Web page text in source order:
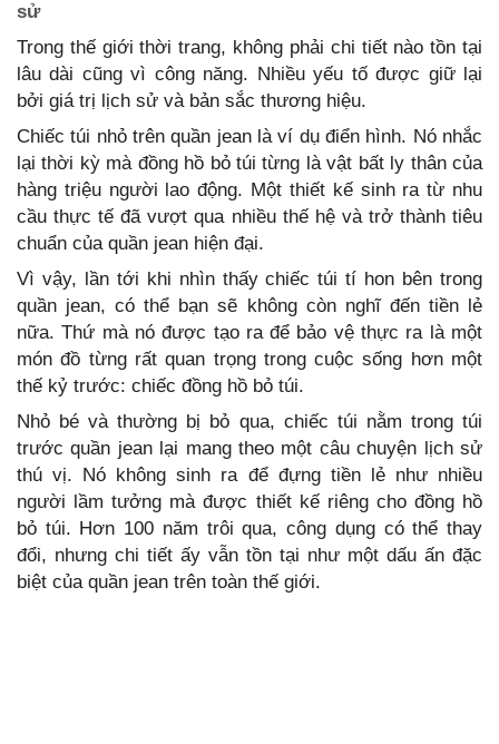
sử
Trong thế giới thời trang, không phải chi tiết nào tồn tại
lâu dài cũng vì công năng. Nhiều yếu tố được giữ lại
bởi giá trị lịch sử và bản sắc thương hiệu.
Chiếc túi nhỏ trên quần jean là ví dụ điển hình. Nó nhắc
lại thời kỳ mà đồng hồ bỏ túi từng là vật bất ly thân của
hàng triệu người lao động. Một thiết kế sinh ra từ nhu
cầu thực tế đã vượt qua nhiều thế hệ và trở thành tiêu
chuẩn của quần jean hiện đại.
Vì vậy, lần tới khi nhìn thấy chiếc túi tí hon bên trong
quần jean, có thể bạn sẽ không còn nghĩ đến tiền lẻ
nữa. Thứ mà nó được tạo ra để bảo vệ thực ra là một
món đồ từng rất quan trọng trong cuộc sống hơn một
thế kỷ trước: chiếc đồng hồ bỏ túi.
Nhỏ bé và thường bị bỏ qua, chiếc túi nằm trong túi
trước quần jean lại mang theo một câu chuyện lịch sử
thú vị. Nó không sinh ra để đựng tiền lẻ như nhiều
người lầm tưởng mà được thiết kế riêng cho đồng hồ
bỏ túi. Hơn 100 năm trôi qua, công dụng có thể thay
đổi, nhưng chi tiết ấy vẫn tồn tại như một dấu ấn đặc
biệt của quần jean trên toàn thế giới.